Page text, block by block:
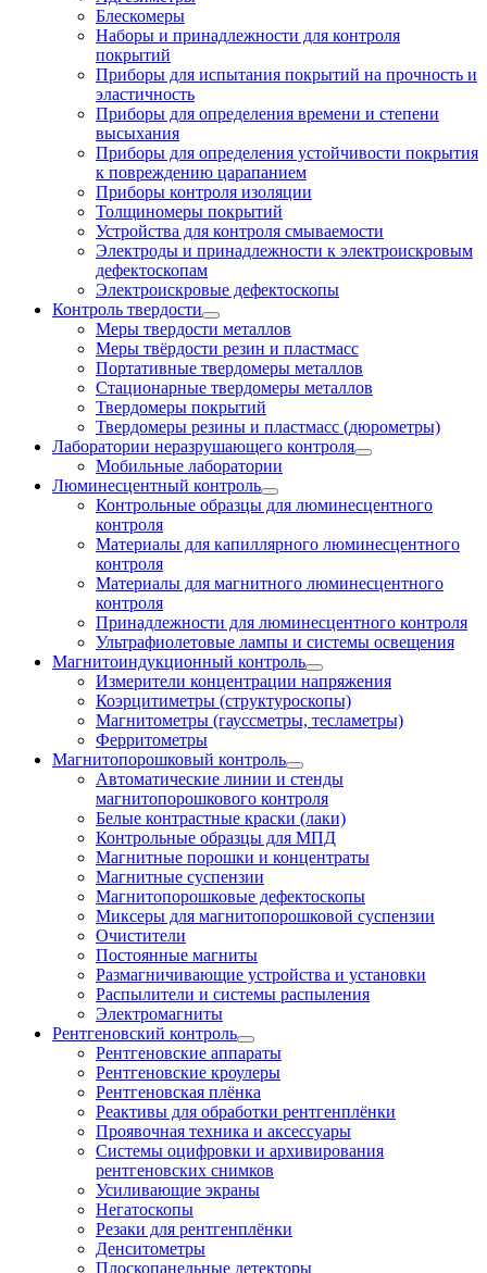
Блескомеры
Наборы и принадлежности для контроля
покрытий
Приборы для испытания покрытий на прочность и
эластичность
Приборы для определения времени и степени
высыхания
Приборы для определения устойчивости покрытия
к повреждению царапанием
Приборы контроля изоляции
Толщиномеры покрытий
Устройства для контроля смываемости
Электроды и принадлежности к электроискровым
дефектоскопам
Электроискровые дефектоскопы
Контроль твердости
Меры твердости металлов
Меры твёрдости резин и пластмасс
Портативные твердомеры металлов
Стационарные твердомеры металлов
Твердомеры покрытий
Твердомеры резины и пластмасс (дюрометры)
Лаборатории неразрушающего контроля
Мобильные лаборатории
Люминесцентный контроль
Контрольные образцы для люминесцентного
контроля
Материалы для капиллярного люминесцентного
контроля
Материалы для магнитного люминесцентного
контроля
Принадлежности для люминесцентного контроля
Ультрафиолетовые лампы и системы освещения
Магнитоиндукционный контроль
Измерители концентрации напряжения
Коэрцитиметры (структуроскопы)
Магнитометры (гауссметры, тесламетры)
Ферритометры
Магнитопорошковый контроль
Автоматические линии и стенды
магнитопорошкового контроля
Белые контрастные краски (лаки)
Контрольные образцы для МПД
Магнитные порошки и концентраты
Магнитные суспензии
Магнитопорошковые дефектоскопы
Миксеры для магнитопорошковой суспензии
Очистители
Постоянные магниты
Размагничивающие устройства и установки
Распылители и системы распыления
Электромагниты
Рентгеновский контроль
Рентгеновские аппараты
Рентгеновские кроулеры
Рентгеновская плёнка
Реактивы для обработки рентгенплёнки
Проявочная техника и аксессуары
Системы оцифровки и архивирования
рентгеновских снимков
Усиливающие экраны
Негатоскопы
Резаки для рентгенплёнки
Денситометры
Плоскопанельные детекторы